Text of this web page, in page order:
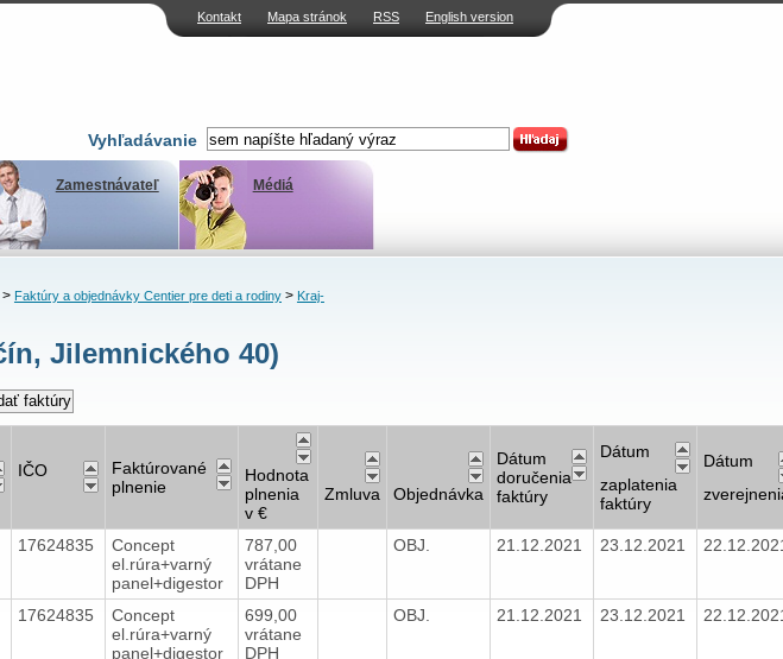
Kontakt Mapa stránok RSS English version
Vyhľadávanie
Zamestnávateľ Médiá
Faktúry a objednávky Centier pre deti a rodiny> Kraj-
Jilemnického 40)
IČO
Faktúrované
plnenie
Hodnota
plnenia
v €
Zmluva Objednávka
Dátum
doručenia
faktúry
Dátum
zaplatenia
faktúry
Dátum
17624835
Concept
el.rúra+varný
panel+digestor
787,00
vrátane
DPH
OBJ. 21.12.2021 23.12.2021
17624835
Concept
el.rúra+varný
panel+digestor
699,00
vrátane
DPH
OBJ. 21.12.2021 23.12.2021